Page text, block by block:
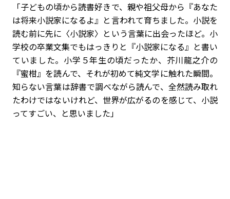
「子どもの頃から読書好きで、親や祖父母から『あなた
は将来小説家になるよ』と言われて育ちました。小説を
読む前に先に〈小説家〉という言葉に出会ったほど。小
学校の卒業文集でもはっきりと『小説家になる』と書い
ていました。小学５年生の頃だったか、芥川龍之介の
『蜜柑』を読んで、それが初めて純文学に触れた瞬間。
知らない言葉は辞書で調べながら読んで、全然読み取れ
たわけではないけれど、世界が広がるのを感じて、小説
ってすごい、と思いました」